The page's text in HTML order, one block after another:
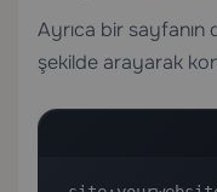
Ayrıca bir sayfanın
şekilde arayarak